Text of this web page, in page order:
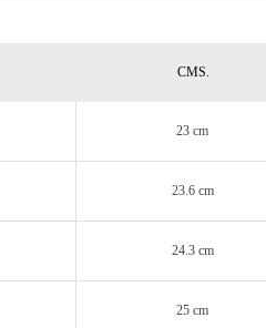
CMS.
23 cm
23.6 cm
24.3 cm
25 cm